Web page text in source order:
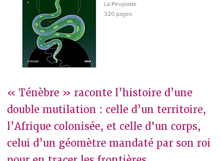
La Peuplade
320 pages
« Ténèbre » raconte l’histoire d’une
double mutilation : celle d’un territoire,
l’Afrique colonisée, et celle d'un corps,
celui d’un géomètre mandaté par son roi